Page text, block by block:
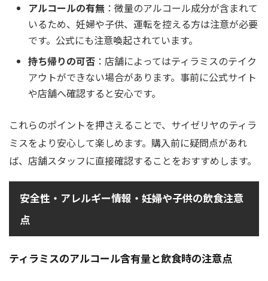
アルコールの有無 ：微量のアルコール成分が含まれて
いるため、妊婦や子供、運転を控える方は注意が必要
です。公式にも注意喚起されています。
持ち帰りの可否 ：店舗によってはティラミスのテイク
アウトができない場合があります。事前に公式サイト
や店舗へ確認すると安心です。
これらのポイントを押さえることで、サイゼリヤのティラ
ミスをより安心して楽しめます。購入前に疑問点があれ
ば、店舗スタッフに直接確認することをおすすめします。
安全性・アレルギー情報・妊婦や子供の飲食注意
点
ティラミスのアルコール含有量と飲食時の注意点